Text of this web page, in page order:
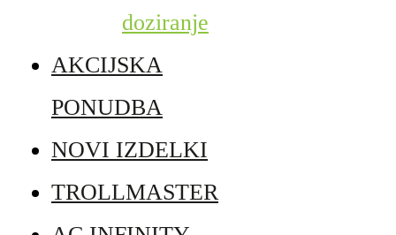
doziranje
AKCIJSKA
PONUDBA
NOVI IZDELKI
TROLLMASTER